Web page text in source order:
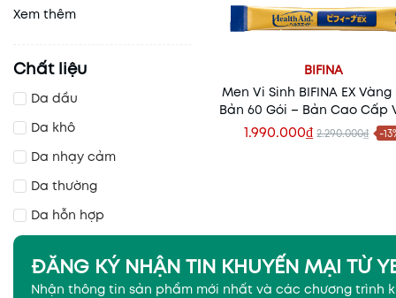
Xem thêm
Chất liệu
Da dầu
Da khô
Da nhạy cảm
Da thường
Da hỗn hợp
BIFINA
Men Vi Sinh BIFINA EX
Bản 60 Gói – Bản Cao Cấp
Tỷ Lợi Khuẩn Cho Hệ Tiêu
1.990.000₫ 2.290.000₫ -
ĐĂNG KÝ NHẬN TIN KHUYẾN MẠI TỪ
Nhận thông tin sản phẩm mới nhất và các chương trình